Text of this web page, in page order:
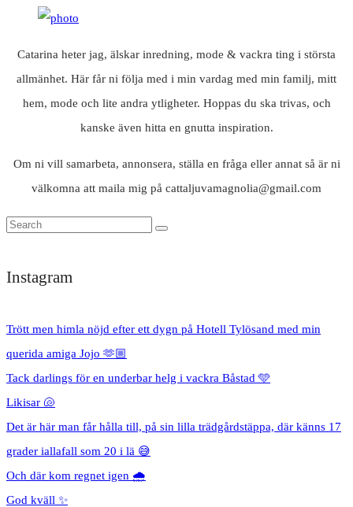
Catarina heter jag, älskar inredning, mode & vackra ting i största
allmänhet. Här får ni följa med i min vardag med min familj, mitt
hem, mode och lite andra ytligheter. Hoppas du ska trivas, och
kanske även hitta en gnutta inspiration.
Om ni vill samarbeta, annonsera, ställa en fråga eller annat så är ni
välkomna att maila mig på cattaljuvamagnolia@gmail.com
Instagram
Trött men himla nöjd efter ett dygn på Hotell Tylösand med min
querida amiga Jojo 🫶🏼
Tack darlings för en underbar helg i vackra Båstad 🩵
Likisar 🐚
Det är här man får hålla till, på sin lilla trädgårdstäppa, där känns 17
grader iallafall som 20 i lä 😅
Och där kom regnet igen 🌧️
God kväll ✨